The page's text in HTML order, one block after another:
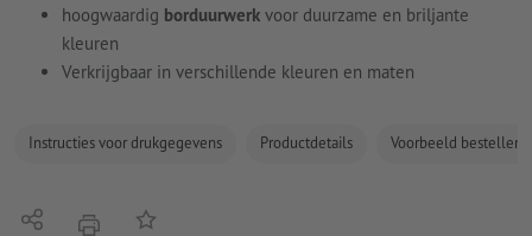
hoogwaardig borduurwerk voor duurzame en briljante
kleuren
Verkrijgbaar in verschillende kleuren en maten
Instructies voor drukgegevens Productdetails Voorbeeld bestellen
Delen afdrukkenOp de lijst